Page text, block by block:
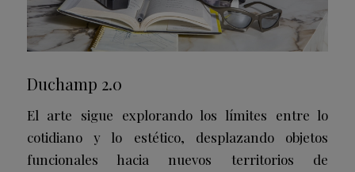
Duchamp 2.0
El arte sigue explorando los límites entre lo
cotidiano y lo estético, desplazando objetos
funcionales hacia nuevos territorios de